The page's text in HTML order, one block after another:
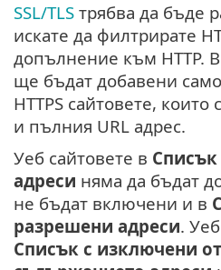
SSL/TLS трябва да бъде
искате да филтрирате
допълнение към HTTP.
ще бъдат добавени
HTTPS сайтовете,
и пълния URL адрес.
Уеб сайтовете в
адреси няма да бъдат
не бъдат включени и в
разрешени адреси.
Списък с изключени